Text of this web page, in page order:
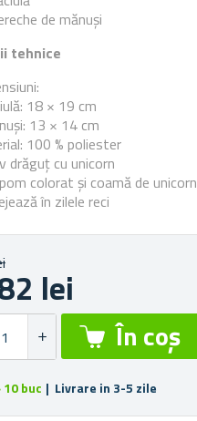
de mănuși
tehnice
18 × 19 cm
13 × 14 cm
100 % poliester
drăguț cu unicorn
colorat și coamă de unicorn
în zilele reci
lei
buc | Livrare in 3-5 zile